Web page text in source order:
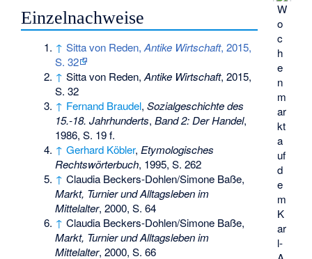
W
o
c
h
e
n
m
ar
kt
a
uf
d
e
m
K
ar
l-
Einzelnachweise
↑ Sitta von Reden,Antike Wirtschaft, 2015,
S. 32
↑ Sitta von Reden,Antike Wirtschaft, 2015,
S. 32
↑ Fernand Braudel,Sozialgeschichte des
15.-18. Jahrhunderts,Band 2: Der Handel,
1986, S. 19 f.
↑ Gerhard Köbler,Etymologisches
Rechtswörterbuch, 1995, S. 262
↑ Claudia Beckers-Dohlen/Simone Baße,
Markt, Turnier und Alltagsleben im
Mittelalter, 2000, S. 64
↑ Claudia Beckers-Dohlen/Simone Baße,
Markt, Turnier und Alltagsleben im
Mittelalter, 2000, S. 66